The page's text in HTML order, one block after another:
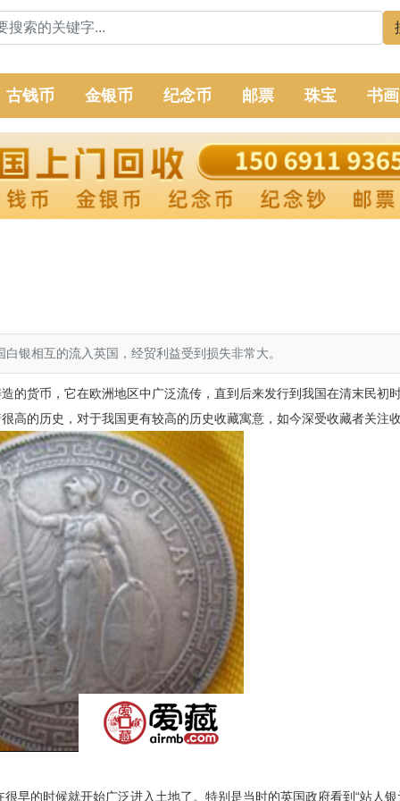
古钱币 金银币 纪念币 邮票 珠宝 书画
相互的流入英国，经贸利益受到损失非常大。
的货币，它在欧洲地区中广泛流传，直到后来发行到我国在清末民初
高的历史，对于我国更有较高的历史收藏寓意，如今深受收藏者关注
的时候就开始广泛进入土地了。特别是当时的英国政府看到“站人银